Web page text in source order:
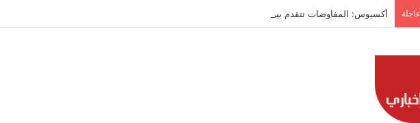
أكسيوس: المفاوضات تتقدم بين عُمان وإيران بشأن هرمز